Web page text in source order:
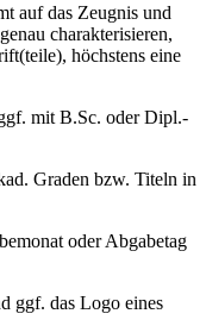
auf das Zeugnis und
charakterisieren,
höchstens eine
mit B.Sc. oder Dipl.-
Graden bzw. Titeln in
oder Abgabetag
ggf. das Logo eines